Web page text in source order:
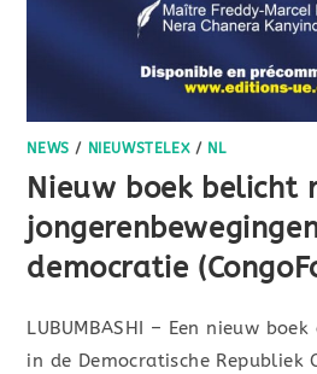
NEWS / NIEUWSTELEX/ NL
Nieuw boek belicht
democratie
LUBUMBASHI – Een nieuw
in de Democratische Republiek